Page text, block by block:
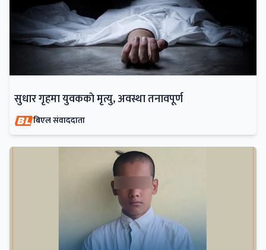
सुधार गृहमा युवककाे मृत्यु, अवस्था तनावपूर्ण
बिएल संवाददाता